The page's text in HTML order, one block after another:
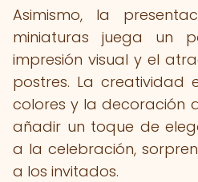
Asimismo, la
miniaturas juega un
impresión visual y el
postres. La creatividad
colores y la decoración
añadir un toque de
a la celebración,
a los invitados.